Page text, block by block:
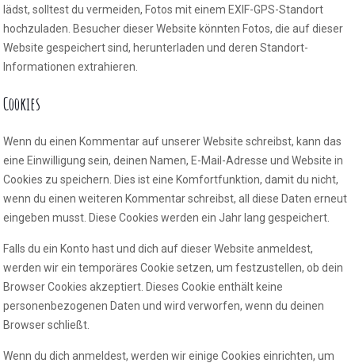
lädst, solltest du vermeiden, Fotos mit einem EXIF-GPS-Standort
hochzuladen. Besucher dieser Website könnten Fotos, die auf dieser
Website gespeichert sind, herunterladen und deren Standort-
Informationen extrahieren.
Cookies
Wenn du einen Kommentar auf unserer Website schreibst, kann das
eine Einwilligung sein, deinen Namen, E-Mail-Adresse und Website in
Cookies zu speichern. Dies ist eine Komfortfunktion, damit du nicht,
wenn du einen weiteren Kommentar schreibst, all diese Daten erneut
eingeben musst. Diese Cookies werden ein Jahr lang gespeichert.
Falls du ein Konto hast und dich auf dieser Website anmeldest,
werden wir ein temporäres Cookie setzen, um festzustellen, ob dein
Browser Cookies akzeptiert. Dieses Cookie enthält keine
personenbezogenen Daten und wird verworfen, wenn du deinen
Browser schließt.
Wenn du dich anmeldest, werden wir einige Cookies einrichten, um